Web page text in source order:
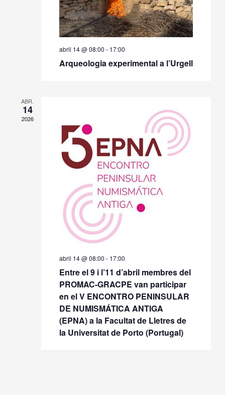
abril 14 @ 08:00 - 17:00
Arqueologia experimental a l’Urgell
ABR.
14
2026
abril 14 @ 08:00 - 17:00
Entre el 9 i l’11 d’abril membres del
PROMAC-GRACPE van participar
en el V ENCONTRO PENINSULAR
DE NUMISMÁTICA ANTIGA
(EPNA) a la Facultat de Lletres de
la Universitat de Porto (Portugal)